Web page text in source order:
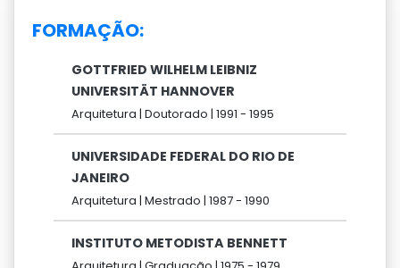
FORMAÇÃO:
GOTTFRIED WILHELM LEIBNIZ
UNIVERSITÄT HANNOVER
Arquitetura | Doutorado | 1991 - 1995
UNIVERSIDADE FEDERAL DO RIO DE
JANEIRO
Arquitetura | Mestrado | 1987 - 1990
INSTITUTO METODISTA BENNETT